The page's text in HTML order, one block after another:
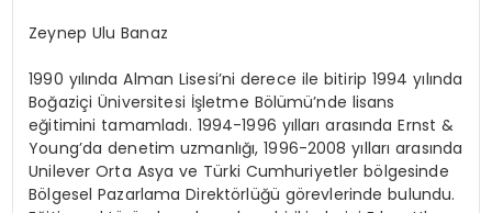
Zeynep Ulu Banaz
1990 yılında Alman Lisesi’ni derece ile bitirip 1994 yılında
Boğaziçi Üniversitesi İşletme Bölümü’nde lisans
eğitimini tamamladı. 1994-1996 yılları arasında Ernst &
Young’da denetim uzmanlığı, 1996-2008 yılları arasında
Unilever Orta Asya ve Türki Cumhuriyetler bölgesinde
Bölgesel Pazarlama Direktörlüğü görevlerinde bulundu.